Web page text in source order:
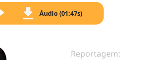
Áudio (01:47s)
Reportagem: